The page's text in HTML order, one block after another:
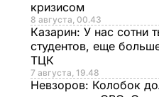
кризисом
8 августа, 00.43
Казарин: У нас сотни
студентов, еще
ТЦК
7 августа, 19.48
Невзоров: Колобок